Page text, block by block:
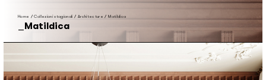
Home /Collezioni stagionali/ Architecture /Matildica
Matildica